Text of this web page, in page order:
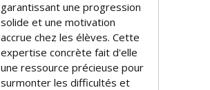
garantissant une progression
solide et une motivation
accrue chez les élèves. Cette
expertise concrète fait d'elle
une ressource précieuse pour
surmonter les difficultés et